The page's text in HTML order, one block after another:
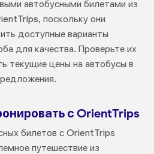
автобусными билетами из
поскольку они
доступные варианты
для качества. Проверьте их
текущие цены на автобусы в
с OrientTrips
билетов с OrientTrips
путешествие из